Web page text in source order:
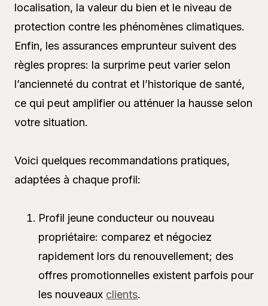
localisation, la valeur du bien et le niveau de
protection contre les phénomènes climatiques.
Enfin, les assurances emprunteur suivent des
règles propres: la surprime peut varier selon
l’ancienneté du contrat et l’historique de santé,
ce qui peut amplifier ou atténuer la hausse selon
votre situation.
Voici quelques recommandations pratiques,
adaptées à chaque profil:
Profil jeune conducteur ou nouveau
propriétaire: comparez et négociez
rapidement lors du renouvellement; des
offres promotionnelles existent parfois pour
les nouveaux clients.